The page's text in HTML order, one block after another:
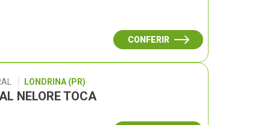
CONFERIR
LONDRINA (PR)
NELORE TOCA